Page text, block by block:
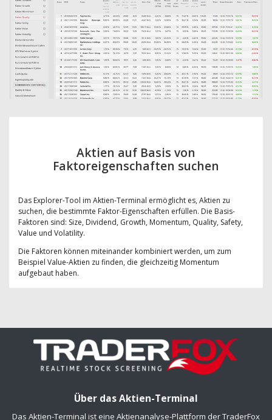
Aktien auf Basis von
Faktoreigenschaften suchen
Das Explorer-Tool im Aktien-Terminal ermöglicht es, Aktien zu
suchen, die bestimmte Faktor-Eigenschaften erfüllen. Die Basis-
Faktoren sind: Size, Dividend, Growth, Momentum, Quality, Safety,
Value und Volatility.
Die Faktoren können miteinander kombiniert werden, um zum
Beispiel Value-Aktien zu finden, die gleichzeitig Momentum
aufgebaut haben.
Über das Aktien-Terminal
Das Aktien-Terminal ist eine Aktienanalyse-Plattform der TraderFox